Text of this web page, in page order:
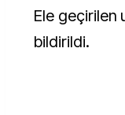
Ele geçirilen
bildirildi.